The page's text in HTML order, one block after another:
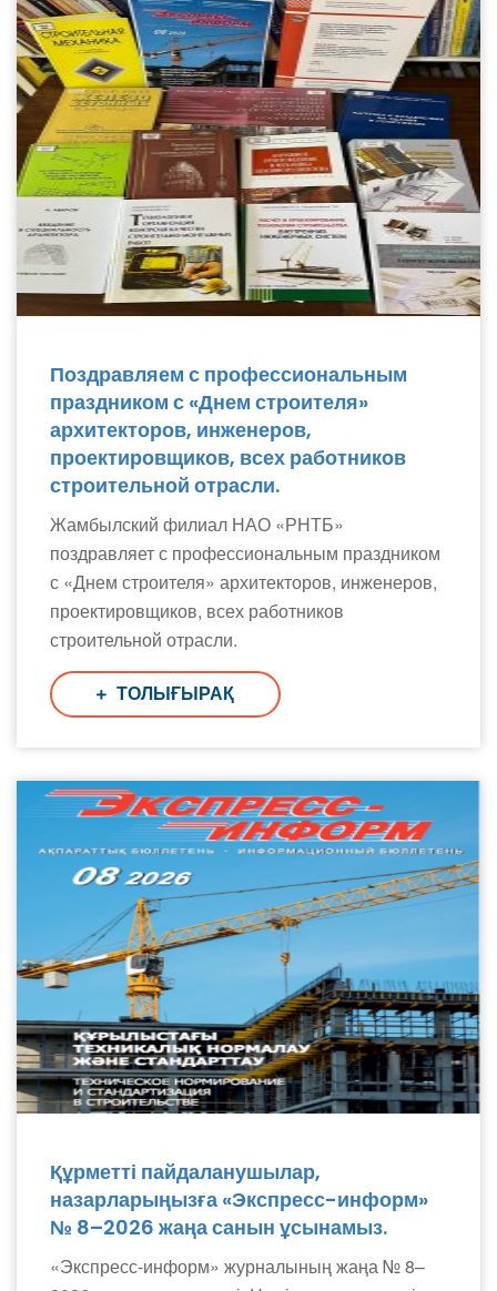
Поздравляем с профессиональным
праздником с «Днем строителя»
архитекторов, инженеров,
проектировщиков, всех работников
строительной отрасли.
Жамбылский филиал НАО «РНТБ»
поздравляет с профессиональным праздником
с «Днем строителя» архитекторов, инженеров,
проектировщиков, всех работников
строительной отрасли.
ТОЛЫҒЫРАҚ
Құрметті пайдаланушылар,
назарларыңызға «Экспресс-информ»
№ 8–2026 жаңа санын ұсынамыз.
«Экспресс-информ» журналының жаңа № 8–